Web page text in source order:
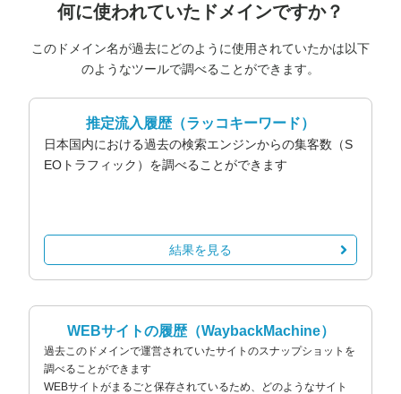
何に使われていたドメインですか？
このドメイン名が過去にどのように使用されていたかは以下
のようなツールで調べることができます。
推定流入履歴（ラッコキーワード）
日本国内における過去の検索エンジンからの集客数（S
EOトラフィック）を調べることができます
結果を見る
WEBサイトの履歴（WaybackMachine）
過去このドメインで運営されていたサイトのスナップショットを
調べることができます
WEBサイトがまるごと保存されているため、どのようなサイト